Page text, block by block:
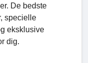
De bedste
specielle
eksklusive
dig.